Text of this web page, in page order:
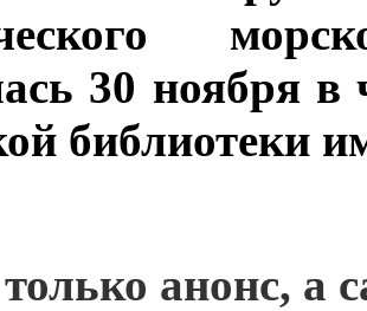
30 ноября
библиотеки
анонс, а